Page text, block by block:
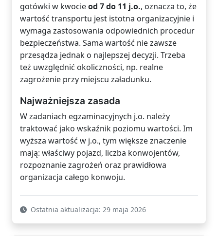
gotówki w kwocieod 7 do 11 j.o., oznacza to, że
wartość transportu jest istotna organizacyjnie i
wymaga zastosowania odpowiednich procedur
bezpieczeństwa. Sama wartość nie zawsze
przesądza jednak o najlepszej decyzji. Trzeba
też uwzględnić okoliczności, np. realne
zagrożenie przy miejscu załadunku.
Najważniejsza zasada
W zadaniach egzaminacyjnych j.o. należy
traktować jako wskaźnik poziomu wartości. Im
wyższa wartość w j.o., tym większe znaczenie
mają: właściwy pojazd, liczba konwojentów,
rozpoznanie zagrożeń oraz prawidłowa
organizacja całego konwoju.
Ostatnia aktualizacja: 29 maja 2026